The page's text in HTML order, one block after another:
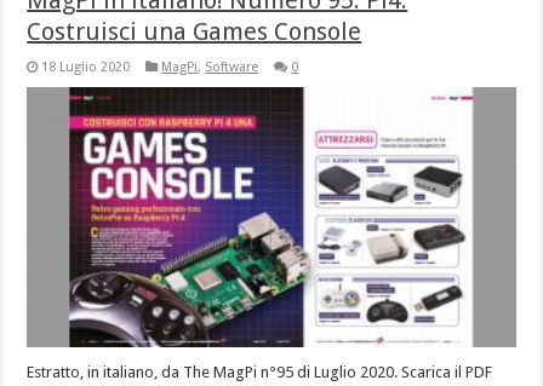
Costruisci una Games Console
18 Luglio 2020 MagPi, Software 0
Estratto, in italiano, da The MagPi n°95 di Luglio 2020. Scarica il PDF